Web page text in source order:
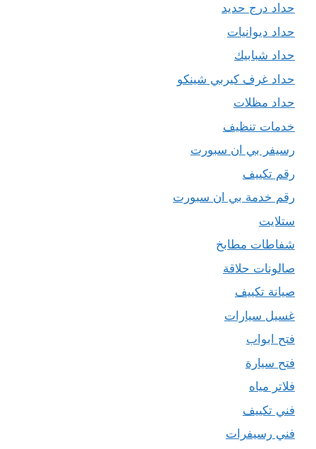
حداد درج حديد
حداد ديوانيات
حداد شبابيك
حداد غرف كيربي شينكو
حداد مظلات
خدمات تنظيف
رسيفر بي ان سبورت
رقم تكييف
رقم خدمة بي ان سبورت
ستلايت
شفاطات مطابخ
صالونات حلاقة
صيانة تكييف
غسيل سيارات
فتح ابواب
فتح سيارة
فلاتر مياه
فني تكييف
فني رسيفرات